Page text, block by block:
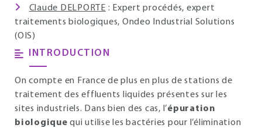
Claude DELPORTE : Expert procédés, expert
traitements biologiques, Ondeo Industrial Solutions
(OIS)
INTRODUCTION
On compte en France de plus en plus de stations de
traitement des effluents liquides présentes sur les
sites industriels. Dans bien des cas, l’épuration
biologique qui utilise les bactéries pour l’élimination